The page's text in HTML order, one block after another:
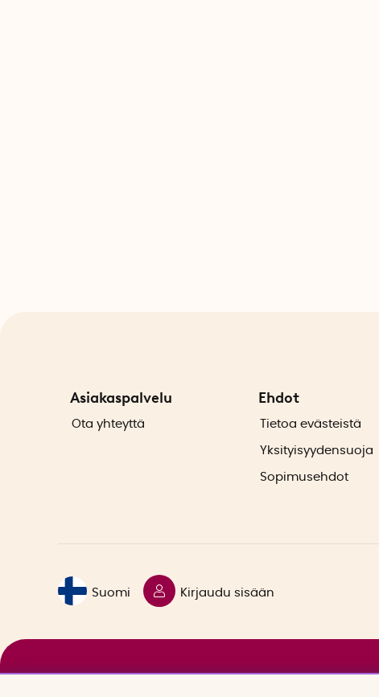
Asiakaspalvelu
Ota yhteyttä
Ehdot
Tietoa evästeistä
Yksityisyydensuoja
Sopimusehdot
Suomi Kirjaudu sisään